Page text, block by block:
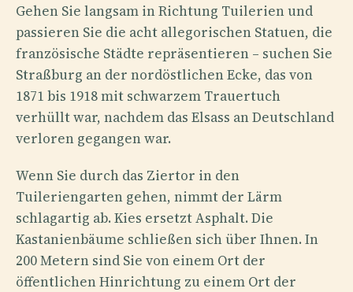
Gehen Sie langsam in Richtung Tuilerien und
passieren Sie die acht allegorischen Statuen, die
französische Städte repräsentieren – suchen Sie
Straßburg an der nordöstlichen Ecke, das von
1871 bis 1918 mit schwarzem Trauertuch
verhüllt war, nachdem das Elsass an Deutschland
verloren gegangen war.
Wenn Sie durch das Ziertor in den
Tuileriengarten gehen, nimmt der Lärm
schlagartig ab. Kies ersetzt Asphalt. Die
Kastanienbäume schließen sich über Ihnen. In
200 Metern sind Sie von einem Ort der
öffentlichen Hinrichtung zu einem Ort der